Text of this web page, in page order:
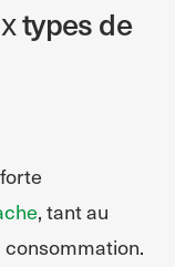
types de
, tant au
consommation.